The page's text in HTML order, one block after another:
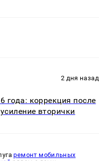
2 дня назад
года: коррекция после
вторички
ремонт мобильных